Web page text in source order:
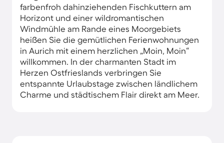
farbenfroh dahinziehenden Fischkuttern am
Horizont und einer wildromantischen
Windmühle am Rande eines Moorgebiets
heißen Sie die gemütlichen Ferienwohnungen
in Aurich mit einem herzlichen „Moin, Moin“
willkommen. In der charmanten Stadt im
Herzen Ostfrieslands verbringen Sie
entspannte Urlaubstage zwischen ländlichem
Charme und städtischem Flair direkt am Meer.